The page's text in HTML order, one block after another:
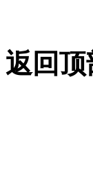
返回顶